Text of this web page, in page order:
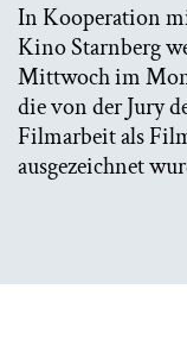
In Kooperation
Kino Starnberg
Mittwoch im
die von der Jury
Filmarbeit als
ausgezeichnet